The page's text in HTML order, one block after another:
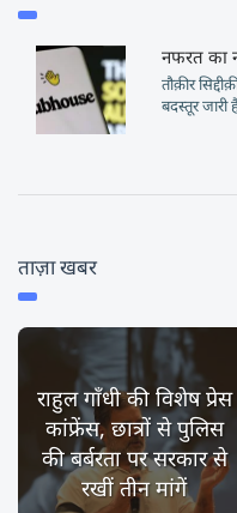
नफरत का
तौक़ीर
बदस्तूर
ताज़ा खबर
राहुल गाँधी की विशेष प्रेस
कांफ्रेंस, छात्रों से पुलिस
की बर्बरता पर सरकार से
रखीं तीन मांगें